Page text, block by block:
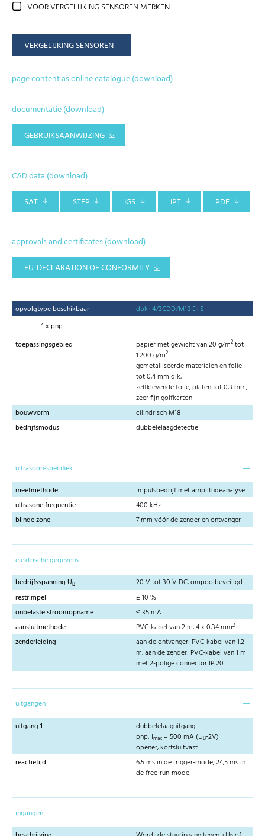
VOOR VERGELIJKING SENSOREN MERKEN
VERGELIJKING SENSOREN
page content as online catalogue (download)
documentatie (download)
GEBRUIKSAANWIJZING
CAD data (download)
SAT
STEP IGS IPT PDF
approvals and certificates (download)
EU-DECLARATION OF CONFORMITY
opvolgtype beschikbaar
dbk+4/3CDD/M18 E+S
1 x pnp
toepassingsgebied
papier met gewicht van 20 g/m2 tot
1.200 g/m2
gemetalliseerde materialen en folie
tot 0,4 mm dik,
zelfklevende folie, platen tot 0,3 mm,
zeer fijn golfkarton
bouwvorm
cilindrisch M18
bedrijfsmodus
dubbelelaagdetectie
ultrasoon-specifiek
meetmethode
Impulsbedrijf met amplitudeanalyse
ultrasone frequentie
400 kHz
blinde zone
7 mm vóór de zender en ontvanger
elektrische gegevens
bedrijfsspanning UB
20 V tot 30 V DC, ompoolbeveiligd
restrimpel
± 10 %
onbelaste stroomopname
≤ 35 mA
aansluitmethode
PVC-kabel van 2 m, 4 x 0,34 mm2
zenderleiding
aan de ontvanger: PVC-kabel van 1,2
m, aan de zender: PVC-kabel van 1 m
met 2-polige connector IP 20
uitgangen
uitgang 1
dubbelelaaguitgang
pnp: Imax = 500 mA (UB-2V)
opener, kortsluitvast
reactietijd
6,5 ms in de trigger-mode, 24,5 ms in
de free-run-mode
ingangen